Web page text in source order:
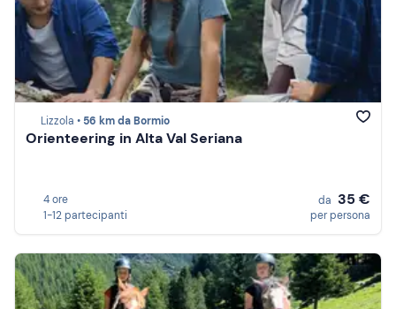
Lizzola • 56 km da Bormio
Orienteering in Alta Val Seriana
4 ore
1-12 partecipanti
da 35 €
per persona